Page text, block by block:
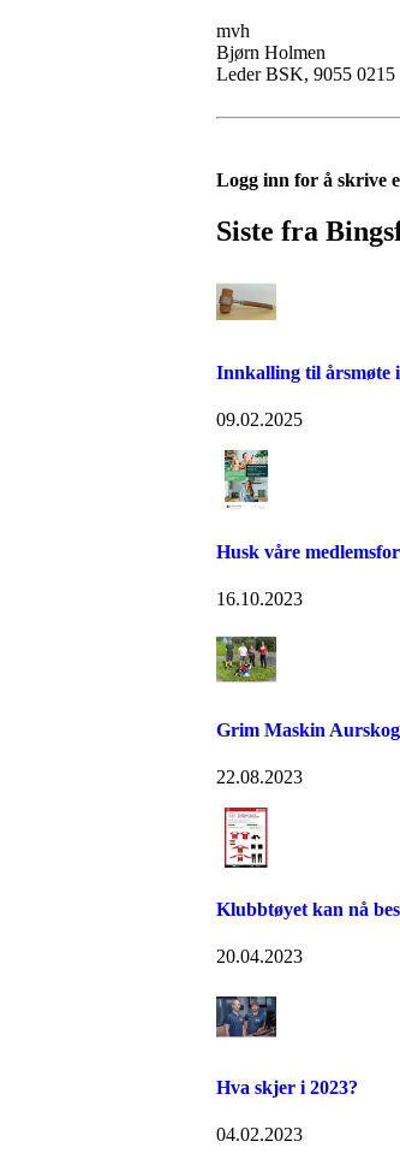
mvh
Bjørn Holmen
Leder BSK, 9055 0215
Logg inn for å skrive
Siste fra
Innkalling til årsmøte
09.02.2025
Husk våre
16.10.2023
Grim Maskin
22.08.2023
Klubbtøyet kan nå
20.04.2023
Hva skjer i 2023?
04.02.2023